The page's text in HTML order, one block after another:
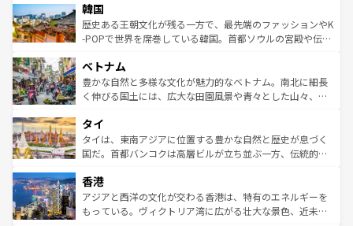
ワイを、存分に味わってほしい。 なお、新着のハワイ情報
はコンテンツ一覧を参照してほしい。
いる。アクティビティも充実しており、サーフィンやダイ
ビング、ハイキングなど、アウトドア好きにはたまらな
い。オーストラリアの多彩な魅力を存分に味わいつくそ
参照してほしい。
ン）、静ひつな山岳地帯である台湾東部など、都市の喧騒
と山間の静けさが共存しており、訪れる人に新しい発見と
驚きをもたらしてくれる。また、奥深い台湾の食文化も魅
容にもいいと評判のスイーツなど、バラエティ豊かな料理
が味わえる。 なお、新着の台湾情報は コンテンツ一覧を参
照してほしい。
韓国
歴史ある王朝文化が残る一方で、最先端のファッションやK
-POPで世界を席巻している韓国。首都ソウルの宮殿や伝統
き、地方に足を延ばせば四季折々の自然美を楽しむことが
できる。そして、キムチや焼肉、絶品のストリートフード
まで、さまざまな韓国料理が待っている。夜には、韓国な
リティに包まれながら、韓国の多彩な魅力を心ゆくまで味
わってみてほしい。 なお、新着の韓国情報はコンテンツ一
覧を参照してほしい。
ベトナム
豊かな自然と多様な文化が魅力的なベトナム。南北に細長
く伸びる国土には、広大な田園風景や青々とした山々、世
急速な発展と共に伝統が息づく。ハノイの古い町並みやホ
ーチミン市のフランス統治時代の建物も、独特の雰囲気を
醸し出している。また、バラエティの豊かさとおいしさで
とつ。フォーやバインミー、ベトナムコーヒーなどは、ぜ
ひ現地で味わいたい。どの地域を訪れてもあたたかい人々
が旅行者を迎えてくれるので、きっと忘れられない旅にな
タイ
タイは、東南アジアに位置する豊かな自然と歴史が息づく
国だ。首都バンコクは高層ビルが立ち並ぶ一方、伝統的な
の活気が交差している。北部ではチェンマイなどの山岳地
帯で自然と触れ合い、南部ではプーケットやクラビの美し
いビーチでリゾート気分を楽しむことができる。タイ料理
香港
アジアと西洋の文化が交わる香港は、特有のエネルギーを
もっている。ヴィクトリア湾に広がる壮大な景色、近未来